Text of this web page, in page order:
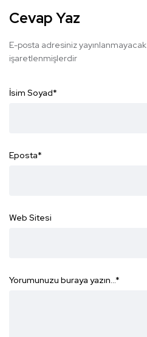
Cevap Yaz
E-posta adresiniz yayınlanmayacak.
işaretlenmişlerdir
İsim Soyad*
Eposta*
Web Sitesi
Yorumunuzu buraya yazın... *